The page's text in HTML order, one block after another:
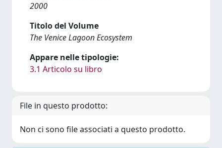
2000
Titolo del Volume
The Venice Lagoon Ecosystem
Appare nelle tipologie:
3.1 Articolo su libro
File in questo prodotto:
Non ci sono file associati a questo prodotto.